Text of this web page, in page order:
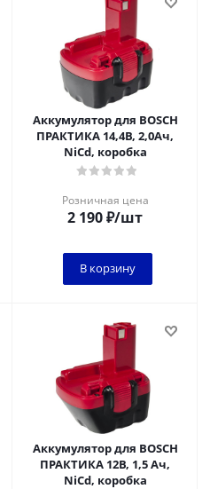
Аккумулятор для BOSCH
ПРАКТИКА 14,4В, 2,0Ач,
NiCd, коробка
Розничная цена
2 190₽/шт
В корзину
Аккумулятор для BOSCH
ПРАКТИКА 12В, 1,5 Ач,
NiCd, коробка